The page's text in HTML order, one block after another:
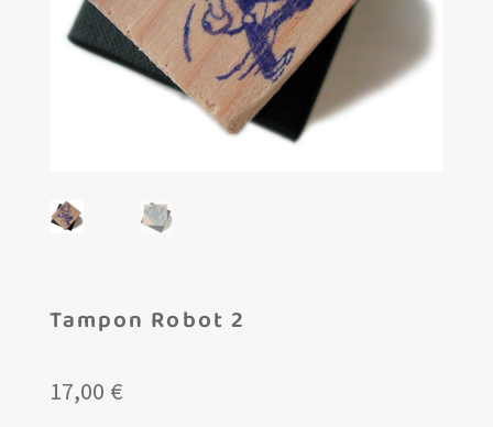
Les amis d’Yves Chaland
LUDIBD
Tampon Robot 2
17,00 €